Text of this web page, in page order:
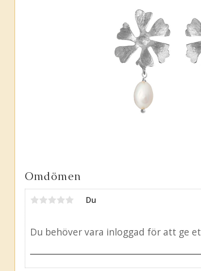
Omdömen
Du